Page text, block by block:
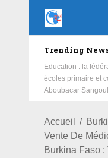
Trending
Education : la
écoles primaire et
Aboubacar
Accueil
Vente De
Burkina Faso